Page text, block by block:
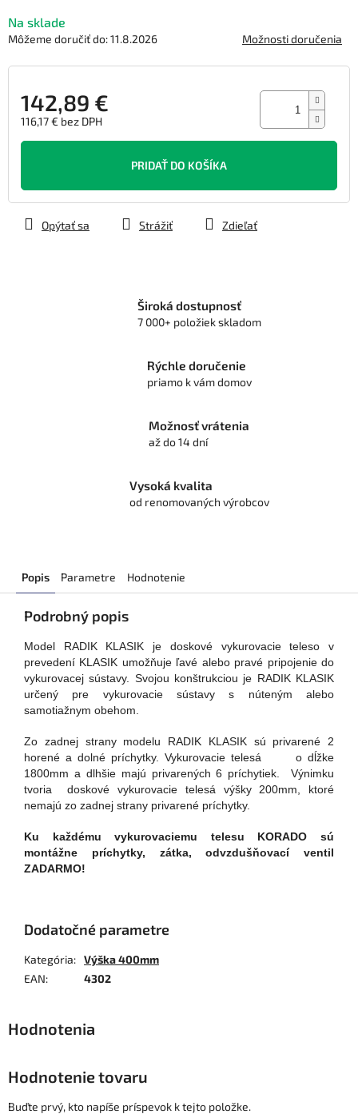
Na sklade
Môžeme doručiť do:11.8.2026 Možnosti doručenia
142,89 €
116,17 € bez DPH
Jednotková
PRIDAŤ DO KOŠÍKA
Opýtať sa Strážiť Zdieľať
5
hviezdičiek.
Široká dostupnosť
7 000+ položiek skladom
Rýchle doručenie
priamo k vám domov
Možnosť vrátenia
až do 14 dní
Vysoká kvalita
od renomovaných výrobcov
Popis Parametre Hodnotenie
Podrobný popis
Model RADIK KLASIK je doskové vykurovacie teleso v
prevedení KLASIK umožňuje ľavé alebo pravé pripojenie do
vykurovacej sústavy. Svojou konštrukciou je RADIK KLASIK
určený pre vykurovacie sústavy s núteným alebo
samotiažnym obehom.
Zo zadnej strany modelu RADIK KLASIK sú privarené 2
horené a dolné príchytky. Vykurovacie telesá o dĺžke
1800mm a dlhšie majú privarených 6 príchytiek. Výnimku
tvoria doskové vykurovacie telesá výšky 200mm, ktoré
nemajú zo zadnej strany privarené príchytky.
Ku každému vykurovaciemu telesu KORADO sú
montážne príchytky, zátka, odvzdušňovací ventil
ZADARMO!
Dodatočné parametre
Kategória: Výška 400mm
EAN: 4302
Hodnotenie tovaru
Buďte prvý, kto napíše príspevok k tejto položke.